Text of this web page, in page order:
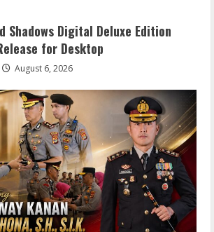
Shadows Digital Deluxe Edition
for Desktop
August 6, 2026